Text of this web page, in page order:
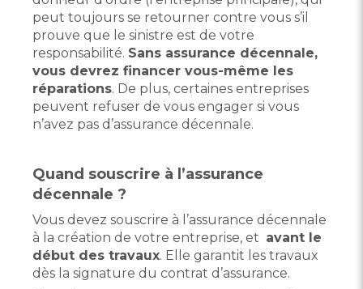
peut toujours se retourner contre vous s’il
prouve que le sinistre est de votre
responsabilité. Sans assurance décennale,
vous devrez financer vous-même les
réparations. De plus, certaines entreprises
peuvent refuser de vous engager si vous
n’avez pas d’assurance décennale.
Quand souscrire à l’assurance
décennale ?
Vous devez souscrire à l’assurance décennale
à la création de votre entreprise, et avant le
début des travaux. Elle garantit les travaux
dès la signature du contrat d’assurance.